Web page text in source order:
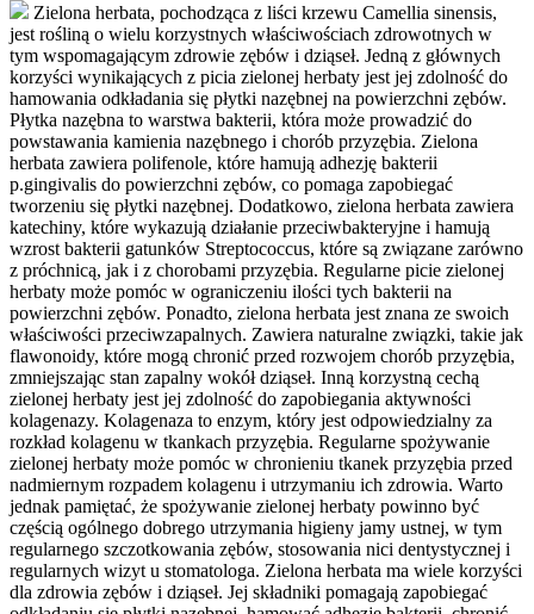
Zielona herbata, pochodząca z liści krzewu Camellia sinensis,
jest rośliną o wielu korzystnych właściwościach zdrowotnych w
tym wspomagającym zdrowie zębów i dziąseł. Jedną z głównych
korzyści wynikających z picia zielonej herbaty jest jej zdolność do
hamowania odkładania się płytki nazębnej na powierzchni zębów.
Płytka nazębna to warstwa bakterii, która może prowadzić do
powstawania kamienia nazębnego i chorób przyzębia. Zielona
herbata zawiera polifenole, które hamują adhezję bakterii
p.gingivalis do powierzchni zębów, co pomaga zapobiegać
tworzeniu się płytki nazębnej. Dodatkowo, zielona herbata zawiera
katechiny, które wykazują działanie przeciwbakteryjne i hamują
wzrost bakterii gatunków Streptococcus, które są związane zarówno
z próchnicą, jak i z chorobami przyzębia. Regularne picie zielonej
herbaty może pomóc w ograniczeniu ilości tych bakterii na
powierzchni zębów. Ponadto, zielona herbata jest znana ze swoich
właściwości przeciwzapalnych. Zawiera naturalne związki, takie jak
flawonoidy, które mogą chronić przed rozwojem chorób przyzębia,
zmniejszając stan zapalny wokół dziąseł. Inną korzystną cechą
zielonej herbaty jest jej zdolność do zapobiegania aktywności
kolagenazy. Kolagenaza to enzym, który jest odpowiedzialny za
rozkład kolagenu w tkankach przyzębia. Regularne spożywanie
zielonej herbaty może pomóc w chronieniu tkanek przyzębia przed
nadmiernym rozpadem kolagenu i utrzymaniu ich zdrowia. Warto
jednak pamiętać, że spożywanie zielonej herbaty powinno być
częścią ogólnego dobrego utrzymania higieny jamy ustnej, w tym
regularnego szczotkowania zębów, stosowania nici dentystycznej i
regularnych wizyt u stomatologa. Zielona herbata ma wiele korzyści
dla zdrowia zębów i dziąseł. Jej składniki pomagają zapobiegać